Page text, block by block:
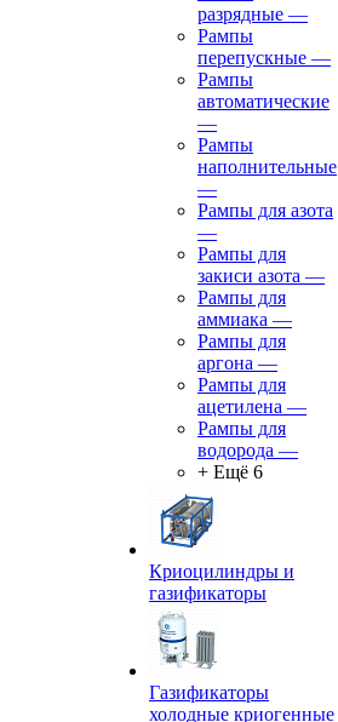
разрядные —
Рампы
перепускные —
Рампы
автоматические
—
Рампы
наполнительные
—
Рампы для азота
—
Рампы для
закиси азота —
Рампы для
аммиака —
Рампы для
аргона —
Рампы для
ацетилена —
Рампы для
водорода —
+ Ещё 6
Криоцилиндры и
газификаторы
Газификаторы
холодные криогенные